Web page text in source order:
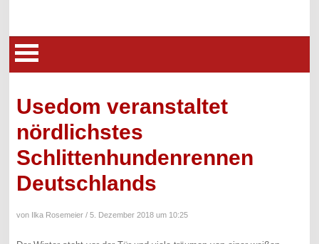
Usedom veranstaltet
nördlichstes
Schlittenhundenrennen
Deutschlands
von Ilka Rosemeier /5. Dezember 2018 um 10:25